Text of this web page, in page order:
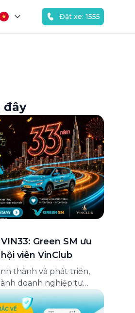
Đặt xe: 1555
đây
Green SM ưu
viên VinClub
thành và phát triển,
doanh nghiệp tư
nhất Việt Nam, lọt Top 30
Đông Nam Á theo